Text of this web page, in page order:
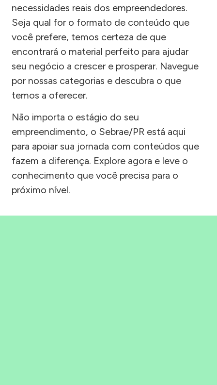
necessidades reais dos empreendedores.
Seja qual for o formato de conteúdo que
você prefere, temos certeza de que
encontrará o material perfeito para ajudar
seu negócio a crescer e prosperar. Navegue
por nossas categorias e descubra o que
temos a oferecer.
Não importa o estágio do seu
empreendimento, o Sebrae/PR está aqui
para apoiar sua jornada com conteúdos que
fazem a diferença. Explore agora e leve o
conhecimento que você precisa para o
próximo nível.